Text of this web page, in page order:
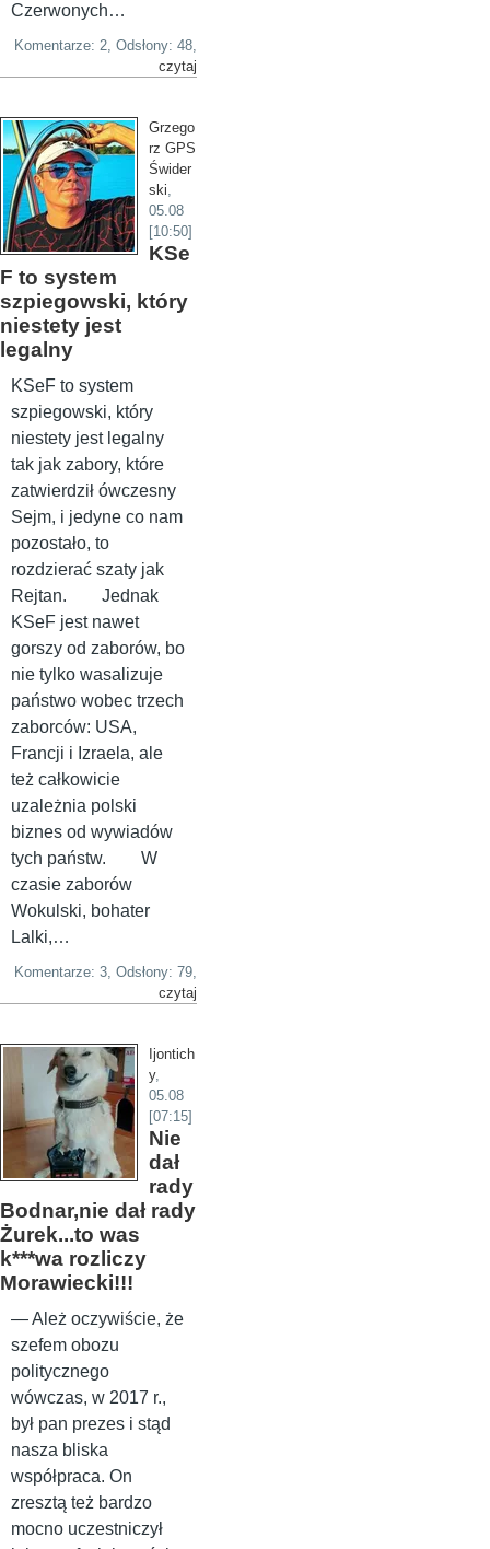
Czerwonych…
Komentarze: 2, Odsłony: 48,
czytaj
Grzego
rz GPS
Świder
ski,
05.08
[10:50]
KSe
F to system
szpiegowski, który
niestety jest
legalny
KSeF to system
szpiegowski, który
niestety jest legalny
tak jak zabory, które
zatwierdził ówczesny
Sejm, i jedyne co nam
pozostało, to
rozdzierać szaty jak
Rejtan. Jednak
KSeF jest nawet
gorszy od zaborów, bo
nie tylko wasalizuje
państwo wobec trzech
zaborców: USA,
Francji i Izraela, ale
też całkowicie
uzależnia polski
biznes od wywiadów
tych państw. W
czasie zaborów
Wokulski, bohater
Lalki,…
Komentarze: 3, Odsłony: 79,
czytaj
Ijontich
y,
05.08
[07:15]
Nie
dał
rady
Bodnar,nie dał rady
Żurek...to was
k***wa rozliczy
Morawiecki!!!
— Ależ oczywiście, że
szefem obozu
politycznego
wówczas, w 2017 r.,
był pan prezes i stąd
nasza bliska
współpraca. On
zresztą też bardzo
mocno uczestniczył